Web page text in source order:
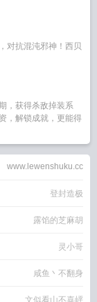
对抗混沌邪神！西贝
，获得杀敌掉装系
，解锁成就，更能得
www.lewenshuku.cc
登封造极
露馅的芝麻胡
灵小哥
咸鱼丶不翻身
文似看山不喜岼